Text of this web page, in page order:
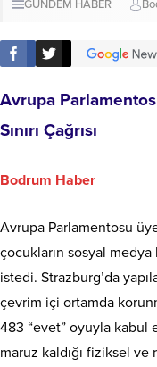
GÜNDEM HABER
Avrupa
Sınırı Çağrısı
Bodrum Haber
Avrupa Parlamentosu
çocukların sosyal medya
istedi. Strazburg’da
çevrim içi ortamda
483 “evet” oyuyla kabul
maruz kaldığı fiziksel